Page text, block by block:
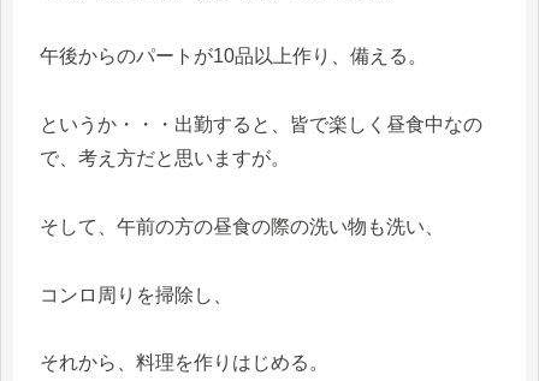
午後からのパートが10品以上作り、備える。
というか・・・出勤すると、皆で楽しく昼食中なの
で、考え方だと思いますが。
そして、午前の方の昼食の際の洗い物も洗い、
コンロ周りを掃除し、
それから、料理を作りはじめる。